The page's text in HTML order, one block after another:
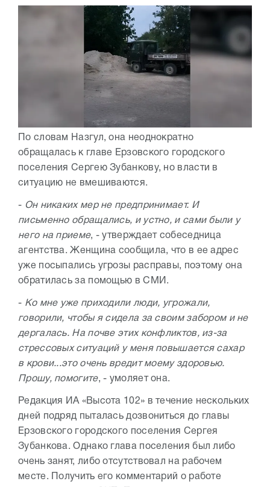
По словам Назгул, она неоднократно
обращалась к главе Ерзовского городского
поселения Сергею Зубанкову, но власти в
ситуацию не вмешиваются.
- Он никаких мер не предпринимает. И
письменно обращались, и устно, и сами были у
него на приеме, - утверждает собеседница
агентства. Женщина сообщила, что в ее адрес
уже посыпались угрозы расправы, поэтому она
обратилась за помощью в СМИ.
- Ко мне уже приходили люди, угрожали,
говорили, чтобы я сидела за своим забором и не
дергалась. На почве этих конфликтов, из-за
стрессовых ситуаций у меня повышается сахар
в крови...это очень вредит моему здоровью.
Прошу, помогите, - умоляет она.
Редакция ИА «Высота 102» в течение нескольких
дней подряд пыталась дозвониться до главы
Ерзовского городского поселения Сергея
Зубанкова. Однако глава поселения был либо
очень занят, либо отсутствовал на рабочем
месте. Получить его комментарий о работе